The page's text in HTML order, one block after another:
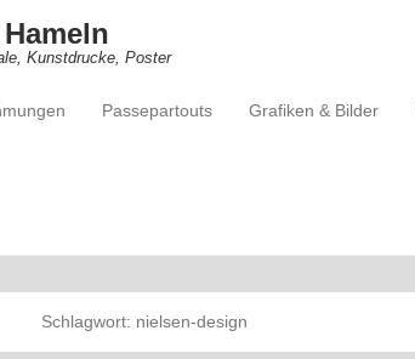
Kunstdrucke, Poster
Passepartouts Grafiken & Bilder
Schlagwort: nielsen-design